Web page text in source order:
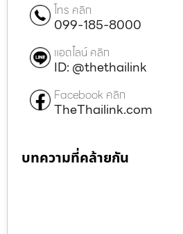
โทร คลิก
099-185-8000
แอดไลน์ คลิก
ID: @thethailink
Facebook คลิก
TheThailink.com
บทความที่คล้ายกัน